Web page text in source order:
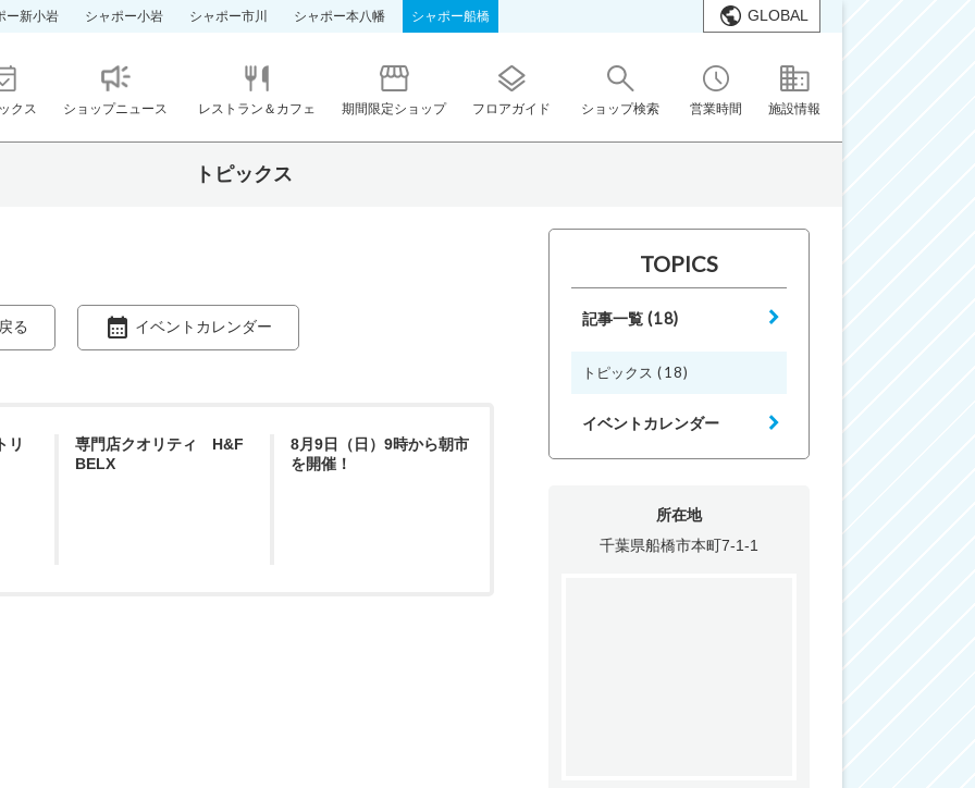
ー新小岩 シャポー小岩 シャポー市川 シャポー本八幡 シャポー船橋 GLOBAL
クス ショップニュース レストラン＆カフェ 期間限定ショップ フロアガイド ショップ検索 営業時間 施設情報
トピックス
る イベントカレンダー
リ
専門店クオリティ H&F
BELX
8月9日（日）9時から朝市
を開催！
TOPICS
記事一覧 (18)
トピックス (18)
イベントカレンダー
所在地
千葉県船橋市本町7-1-1